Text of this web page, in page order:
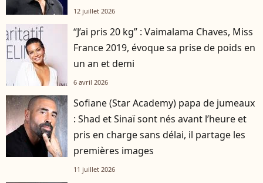
12 juillet 2026
“J’ai pris 20 kg” : Vaimalama Chaves, Miss
France 2019, évoque sa prise de poids en
un an et demi
6 avril 2026
Sofiane (Star Academy) papa de jumeaux
: Shad et Sinaï sont nés avant l’heure et
pris en charge sans délai, il partage les
premières images
11 juillet 2026